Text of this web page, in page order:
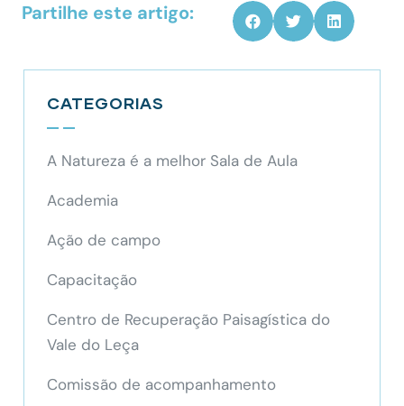
Partilhe este artigo:
CATEGORIAS
A Natureza é a melhor Sala de Aula
Academia
Ação de campo
Capacitação
Centro de Recuperação Paisagística do
Vale do Leça
Comissão de acompanhamento